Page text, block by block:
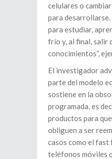
celulares o
para
para estudiar,
frío y, al final, salir
conocimientos”,
El investigador
parte del modelo
sostiene en la
programada, es
productos para
obliguen a ser
casos como el fast
teléfonos móviles